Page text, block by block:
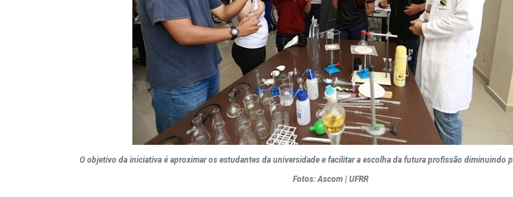
O objetivo da iniciativa é aproximar os estudantes da universidade e facilitar a escolha da futura profissão diminuindo
Fotos: Ascom | UFRR